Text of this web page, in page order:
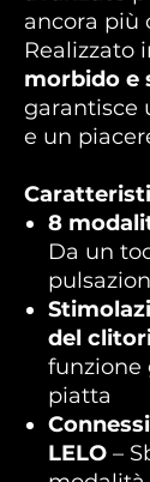
ancora più
Realizzato
morbido e
garantisce
e un
8
Da un
del
funzione
piatta
LELO –